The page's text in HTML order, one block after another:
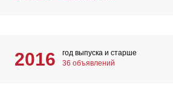
2016
год выпуска и старше
36 объявлений